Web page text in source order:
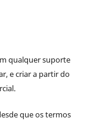
qualquer suporte
e criar a partir do
que os termos